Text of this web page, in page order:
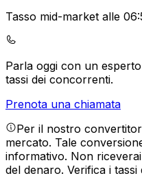
Tasso mid-market alle
Parla oggi con un
tassi dei concorrenti.
Prenota una chiamata
Per il nostro
mercato. Tale
informativo. Non
del denaro. Verifica i